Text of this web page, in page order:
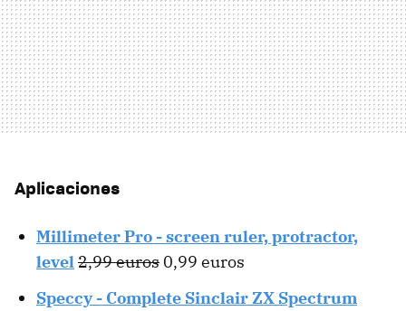
Aplicaciones
Millimeter Pro - screen ruler, protractor,
level2,99 euros 0,99 euros
Speccy - Complete Sinclair ZX Spectrum